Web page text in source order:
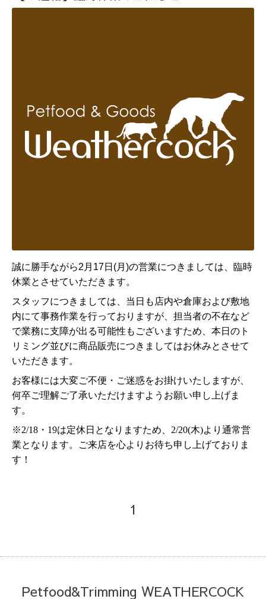
誠に勝手ながら2月17日(月)の営業につきましては、 臨時
休業とさせていただきます。
スタッフにつきましては、当日も店内や倉庫および敷地
内にて事務作業を行っておりますが、担当者の不在など
で業務に支障が出る可能性もございますため、本日のト
リミング並びに商品販売につきましてはお休みとさせて
いただきます。
お客様には大変ご不便・ご迷惑をお掛けいたしますが、
何卒ご理解ご了承いただけますようお願い申し上げま
す。
※2/18・19は定休日となりますため、2/20(木)より通常営
業となります。ご来店を心よりお待ち申し上げておりま
す！
1
Petfood&Trimming WEATHERCOCK